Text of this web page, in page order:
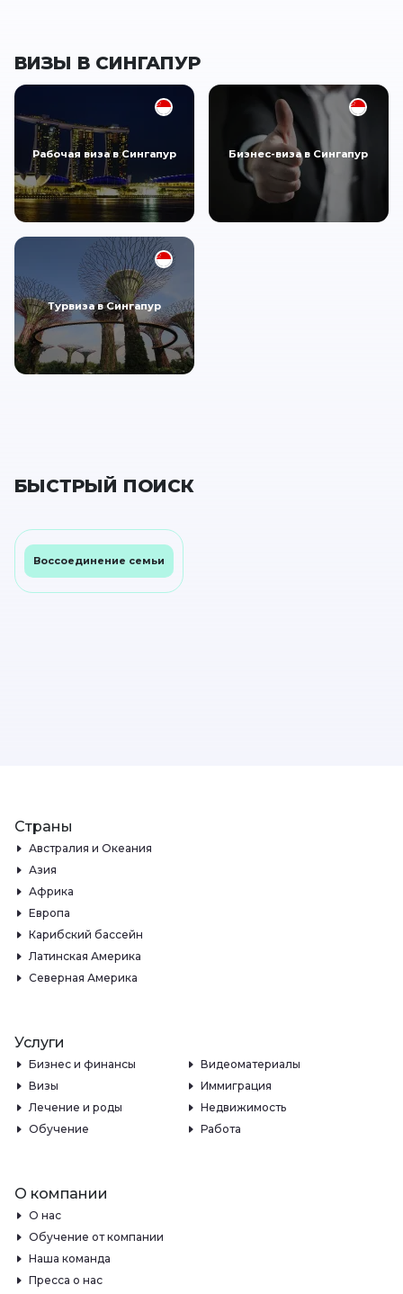
ВИЗЫ В СИНГАПУР
Рабочая виза в Сингапур Бизнес-виза в Сингапур
Турвиза в Сингапур
БЫСТРЫЙ ПОИСК
Воссоединение семьи
Страны
Австралия и Океания
Азия
Африка
Европа
Карибский бассейн
Латинская Америка
Северная Америка
Услуги
Бизнес и финансы
Видеоматериалы
Визы
Иммиграция
Лечение и роды
Недвижимость
Обучение
Работа
О компании
О нас
Обучение от компании
Наша команда
Пресса о нас